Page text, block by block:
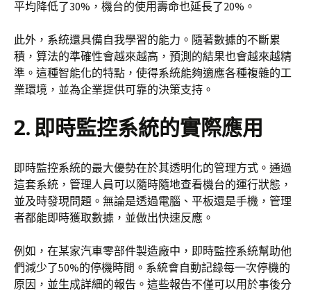
平均降低了30%，機台的使用壽命也延長了20%。
此外，系統還具備自我學習的能力。隨著數據的不斷累
積，算法的準確性會越來越高，預測的結果也會越來越精
準。這種智能化的特點，使得系統能夠適應各種複雜的工
業環境，並為企業提供可靠的決策支持。
2. 即時監控系統的實際應用
即時監控系統的最大優勢在於其透明化的管理方式。通過
這套系統，管理人員可以隨時隨地查看機台的運行狀態，
並及時發現問題。無論是透過電腦、平板還是手機，管理
者都能即時獲取數據，並做出快速反應。
例如，在某家汽車零部件製造廠中，即時監控系統幫助他
們減少了50%的停機時間。系統會自動記錄每一次停機的
原因，並生成詳細的報告。這些報告不僅可以用於事後分